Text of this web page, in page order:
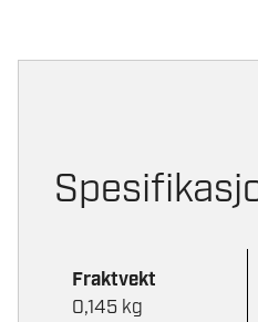
Fraktvekt
0,145 kg